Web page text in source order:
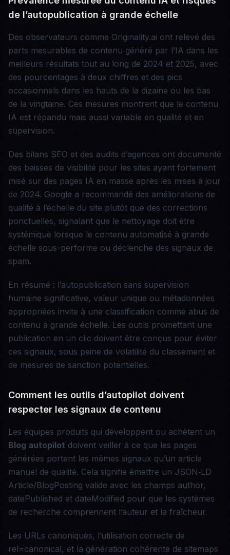
de l’autopublication à grande échelle
Des observateurs comme Originality.ai ont relevé des
parts mesurables de contenu généré par l’IA dans les
meilleurs résultats tout au long de 2024 et 2025, avec
des pourcentages à deux chiffres et des pics
occasionnels dans les hauts de la dizaine ou les bas
de la vingtaine. Ces mesures montrent que le contenu
IA est répandu mais aussi variable en qualité et en
supervision.
Des bilans SEO et des audits d’agences ont documenté
des baisses de visibilité pour les sites ayant fortement
misé sur des pages IA en masse après les mises à jour
de 2024. Google a recommandé des améliorations de
qualité à l’échelle du site plutôt que des corrections
ponctuelles, signalant que le nettoyage doit être
systémique lorsque le contenu automatisé à grande
échelle sous-performe ou déclenche des signaux de
spam.
En résumé : l’autopublication sans supervision
humaine significative, valeur unique ou métadonnées
appropriées invite à une classification comme abus de
contenu à grande échelle. Les outils promettant une
publication en un clic doivent être conçus pour éviter
ces signaux, sous peine de volatilité du classement et
de mesures de sanction potentielles.
Comment les outils d’autopilot doivent
respecter les signaux de contenu
Les équipes produits qui développent ou achètent un
Blog autopilot doivent veiller à ce que les pages
générées portent les mêmes signaux qu’un article
manuel de qualité. Cela signifie émettre un JSON‑LD
Article/BlogPosting valide avec les champs author,
datePublished et dateModified pour que les systèmes
de recherche comprennent l’auteur et la fraîcheur.
Les URLs canoniques, l’utilisation correcte de
rel=canonical, et la génération cohérente de sitemaps